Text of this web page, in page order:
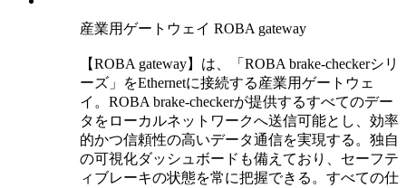
産業用ゲートウェイ ROBA gateway
【ROBA gateway】は、「ROBA brake-checkerシリ
ーズ」をEthernetに接続する産業用ゲートウェ
イ。ROBA brake-checkerが提供するすべてのデー
タをローカルネットワークへ送信可能とし、効率
的かつ信頼性の高いデータ通信を実現する。独自
の可視化ダッシュボードも備えており、セーフテ
ィブレーキの状態を常に把握できる。すべての仕